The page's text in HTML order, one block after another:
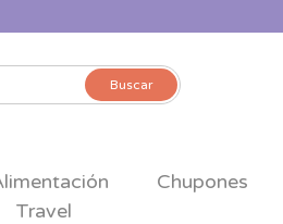
Buscar
Chupones
Travel